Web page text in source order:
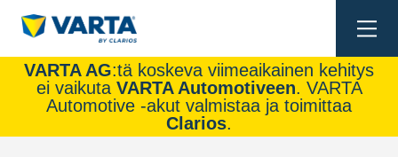
VARTA AG:tä koskeva viimeaikainen kehitys
ei vaikuta VARTA Automotiveen. VARTA
Automotive -akut valmistaa ja toimittaa
Clarios.